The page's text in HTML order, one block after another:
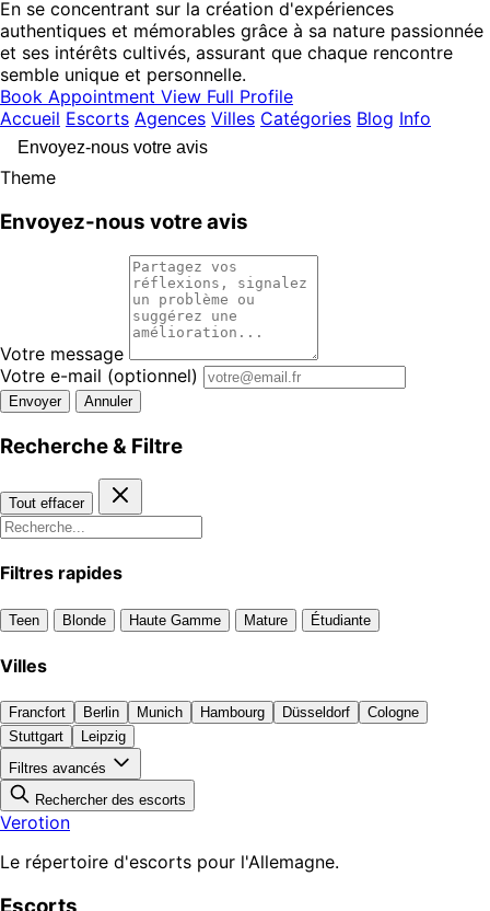
En se concentrant sur la création d'expériences
authentiques et mémorables grâce à sa nature passionnée
et ses intérêts cultivés, assurant que chaque rencontre
semble unique et personnelle.
Book Appointment View Full Profile
Accueil Escorts Agences Villes Catégories Blog Info
Envoyez-nous votre avis
Theme
Envoyez-nous votre avis
Votre message
Votre e-mail (optionnel)
Envoyer Annuler
Recherche & Filtre
Tout effacer
Filtres rapides
Teen Blonde Haute Gamme Mature Étudiante
Villes
Francfort Berlin Munich Hambourg Düsseldorf
Cologne
Stuttgart
Leipzig
Filtres avancés
Rechercher des escorts
Verotion
Le répertoire d'escorts pour l'Allemagne.